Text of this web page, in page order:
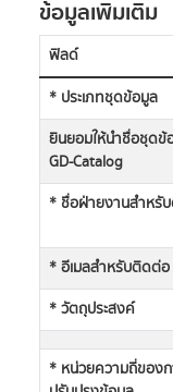
ข้อมูลเพิ่มเติม
ฟิลด์
* ประเภทชุดข้อมูล
ยินยอมให้นำชื่อชุดข้
GD-Catalog
* ชื่อฝ่ายงานสำหรั
* อีเมลสำหรับติดต่อ
* วัตถุประสงค์
* หน่วยความถี่ของ